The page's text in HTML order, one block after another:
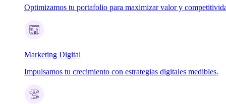
Optimizamos tu portafolio para maximizar valor y
Marketing Digital
Impulsamos tu crecimiento con estrategias digitales medibles.